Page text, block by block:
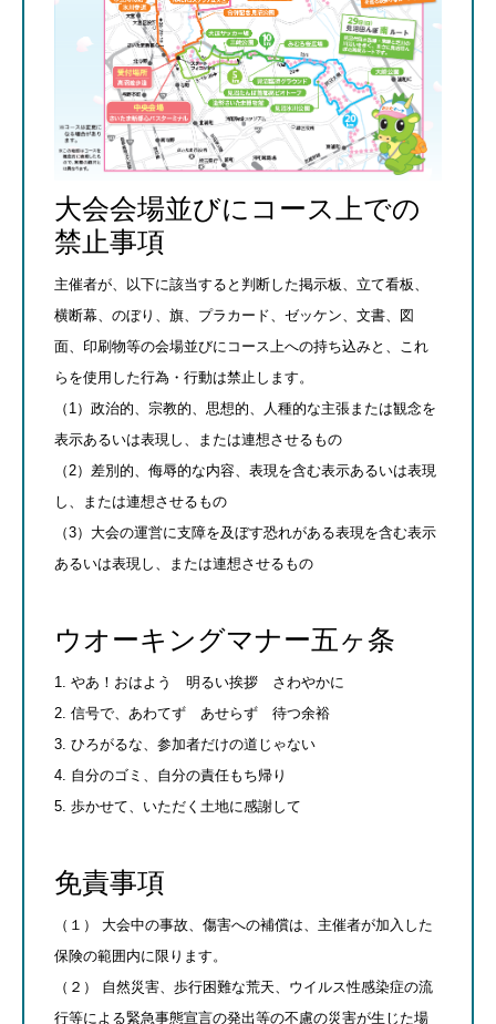
大会会場並びにコース上での
禁止事項
主催者が、以下に該当すると判断した掲示板、立て看板、
横断幕、のぼり、旗、プラカード、ゼッケン、文書、図
面、印刷物等の会場並びにコース上への持ち込みと、これ
らを使用した行為・行動は禁止します。
（1）政治的、宗教的、思想的、人種的な主張または観念を
表示あるいは表現し、または連想させるもの
（2）差別的、侮辱的な内容、表現を含む表示あるいは表現
し、または連想させるもの
（3）大会の運営に支障を及ぼす恐れがある表現を含む表示
あるいは表現し、または連想させるもの
ウオーキングマナー五ヶ条
1. やあ！おはよう 明るい挨拶 さわやかに
2. 信号で、あわてず あせらず 待つ余裕
3. ひろがるな、参加者だけの道じゃない
4. 自分のゴミ、自分の責任もち帰り
5. 歩かせて、いただく土地に感謝して
免責事項
（１） 大会中の事故、傷害への補償は、主催者が加入した
保険の範囲内に限ります。
（２） 自然災害、歩行困難な荒天、ウイルス性感染症の流
行等による緊急事態宣言の発出等の不慮の災害が生じた場